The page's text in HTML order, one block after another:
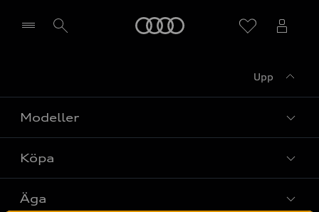
Upp
Modeller
Alla modeller
Elbilar
Köpa
Privaterbjudanden
Äga